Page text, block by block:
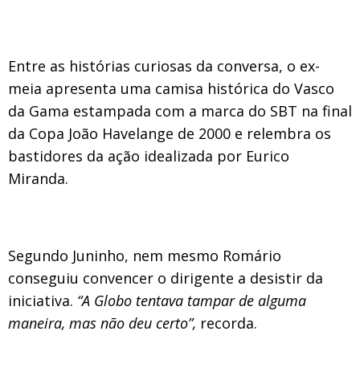
Entre as histórias curiosas da conversa, o ex-
meia apresenta uma camisa histórica do Vasco
da Gama estampada com a marca do SBT na final
da Copa João Havelange de 2000 e relembra os
bastidores da ação idealizada por Eurico
Miranda.
Segundo Juninho, nem mesmo Romário
conseguiu convencer o dirigente a desistir da
iniciativa. “A Globo tentava tampar de alguma
maneira, mas não deu certo”, recorda.